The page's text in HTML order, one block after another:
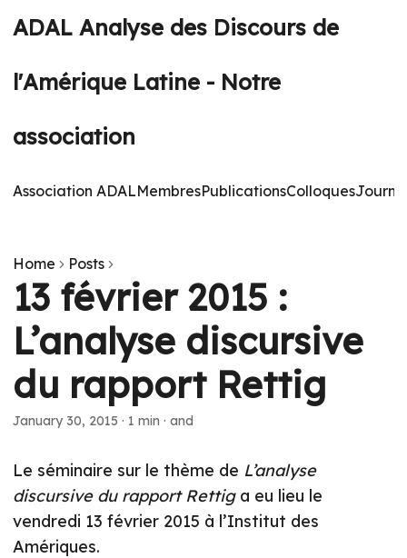
ADAL Analyse des Discours de
l'Amérique Latine - Notre
association
Association ADALMembresPublicationsColloques
Home Posts
13 février 2015 :
L’analyse discursive
du rapport Rettig
January 30, 2015 · 1 min · and
Le séminaire sur le thème de L’analyse
discursive du rapport Rettiga eu lieu le
vendredi 13 février 2015 à l’Institut des
Amériques.